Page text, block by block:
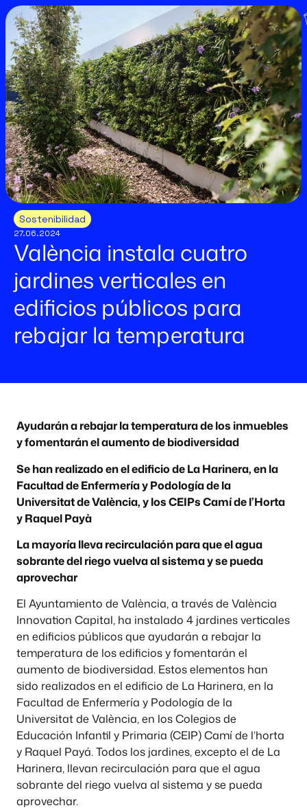
Sostenibilidad
27.06.2024
València instala cuatro
jardines verticales en
edificios públicos para
rebajar la temperatura
Ayudarán a rebajar la temperatura de los inmuebles
y fomentarán el aumento de biodiversidad
Se han realizado en el edificio de La Harinera, en la
Facultad de Enfermería y Podología de la
Universitat de València, y los CEIPs Camí de l’Horta
y Raquel Payà
La mayoría lleva recirculación para que el agua
sobrante del riego vuelva al sistema y se pueda
aprovechar
El Ayuntamiento de València, a través de València
Innovation Capital, ha instalado 4 jardines verticales
en edificios públicos que ayudarán a rebajar la
temperatura de los edificios y fomentarán el
aumento de biodiversidad. Estos elementos han
sido realizados en el edificio de La Harinera, en la
Facultad de Enfermería y Podología de la
Universitat de València, en los Colegios de
Educación Infantil y Primaria (CEIP) Camí de l’horta
y Raquel Payá. Todos los jardines, excepto el de La
Harinera, llevan recirculación para que el agua
sobrante del riego vuelva al sistema y se pueda
aprovechar.